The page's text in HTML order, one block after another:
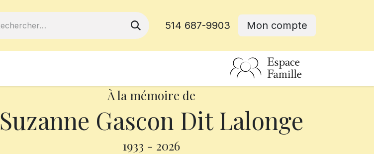
514 687-9903 Mon compte
À la mémoire de
Suzanne Gascon Dit Lalonge
1933 - 2026